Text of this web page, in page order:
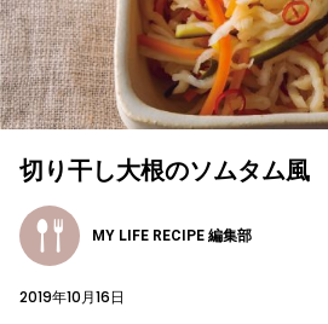
切り干し大根のソムタム
MY LIFE RECIPE 編集部
2019年10月16日